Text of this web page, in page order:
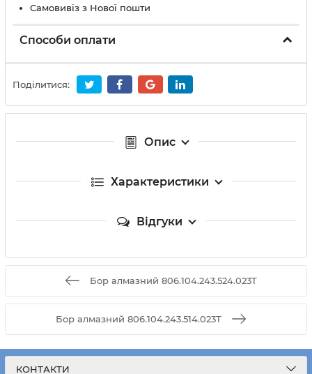
Самовивіз з Нової пошти
Способи оплати
Поділитися:
Опис
Характеристики
Відгуки
Бор алмазний 806.104.243.524.023T
Бор алмазний 806.104.243.514.023T
КОНТАКТИ